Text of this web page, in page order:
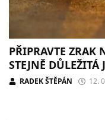
PŘIPRAVTE ZRAK
STEJNĚ DŮLEŽITÁ
RADEK ŠTĚPÁN 12.